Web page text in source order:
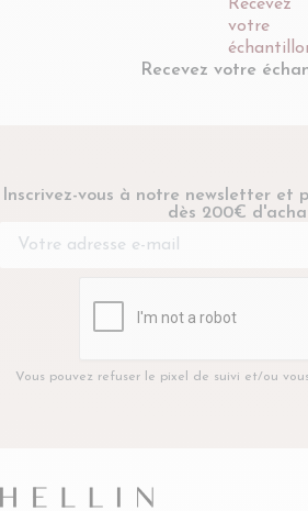
Recevez votre
Inscrivez-vous à notre newsletter
dès 200€
Vous pouvez refuser le pixel de suivi et/ou